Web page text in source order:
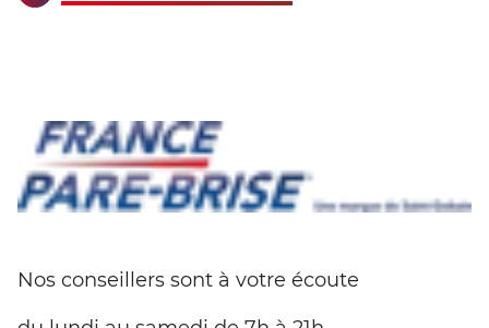
Nos conseillers sont à votre écoute